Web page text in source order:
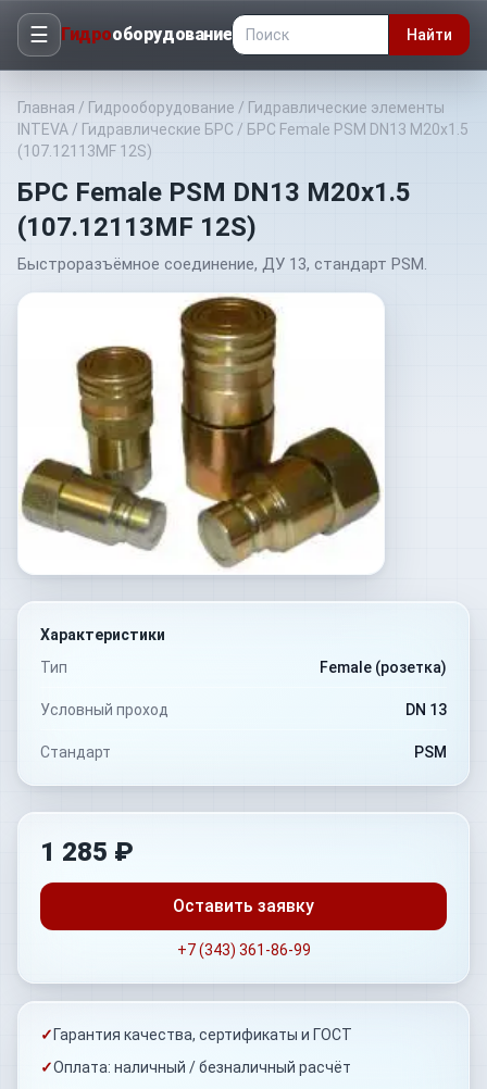
☰ Гидрооборудование Найти
Главная / Гидрооборудование / Гидравлические элементы
INTEVA / Гидравлические БРС / БРС Female PSM DN13 M20x1.5
(107.12113MF 12S)
БРС Female PSM DN13 M20x1.5
(107.12113MF 12S)
Быстроразъёмное соединение, ДУ 13, стандарт PSM.
Характеристики
Тип
Female (розетка)
Условный проход DN 13
Стандарт PSM
1 285 ₽
Оставить заявку
+7 (343) 361-86-99
✓ Гарантия качества, сертификаты и ГОСТ
✓Оплата: наличный / безналичный расчёт